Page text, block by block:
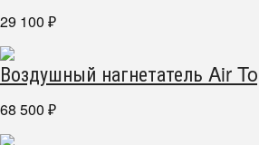
29 100 ₽
Воздушный нагнетатель Air
68 500 ₽